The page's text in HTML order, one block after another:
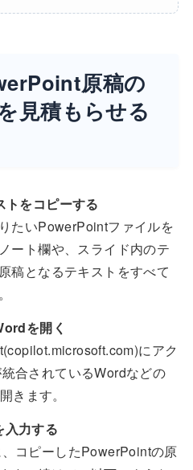
原稿の
見積もらせる
をコピーする
たいPowerPointファイルを
ート欄や、スライド内のテ
稿となるテキストをすべて
を開く
にアク
合されているWordなどの
きます。
力する
コピーしたPowerPointの原